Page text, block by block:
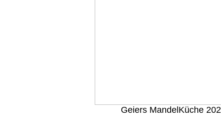
Geiers MandelKüche